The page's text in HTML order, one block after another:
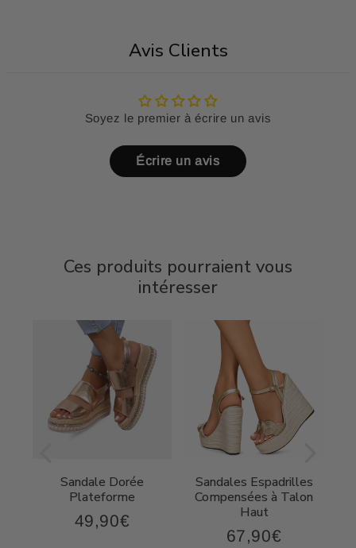
Avis Clients
Soyez le premier à écrire un avis
Écrire un avis
Ces produits pourraient vous
intéresser
Sandale Dorée
Plateforme
Prix
49,90€
Sandales Espadrilles
Compensées à Talon
Haut
Prix
67,90€